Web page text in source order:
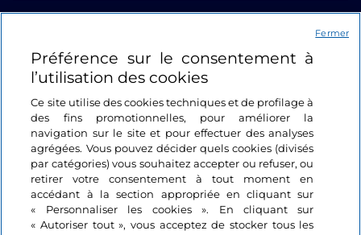
Se connecter
Suivez-nous
Préférence sur le consentement à
l’utilisation des cookies
Ce site utilise des cookies techniques et de profilage à
des fins promotionnelles, pour améliorer la
navigation sur le site et pour effectuer des analyses
agrégées. Vous pouvez décider quels cookies (divisés
par catégories) vous souhaitez accepter ou refuser, ou
retirer votre consentement à tout moment en
accédant à la section appropriée en cliquant sur
« Personnaliser les cookies ». En cliquant sur
« Autoriser tout », vous acceptez de stocker tous les
Fermer